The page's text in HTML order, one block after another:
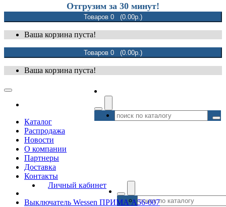
Отгрузим за 30 минут!
Товаров 0 (0.00р.)
Ваша корзина пуста!
Товаров 0 (0.00р.)
Ваша корзина пуста!
Каталог
Распродажа
Новости
О компании
Партнеры
Доставка
Контакты
Личный кабинет
Выключатель Wessen ПРИМА А56-007